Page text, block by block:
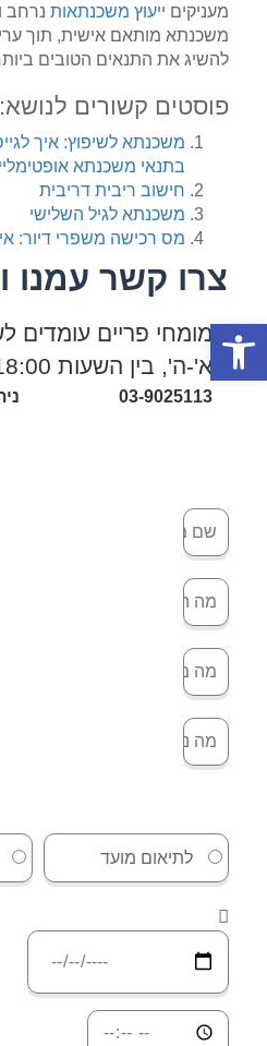
מעניקים ייעוץ משכנתאות נרחב
משכנתא מותאם אישית, תוך
להשיג את התנאים הטובים
פוסטים קשורים לנושא:
משכנתא לשיפוץ: איך
בתנאי משכנתא
חישוב ריבית דריבית
משכנתא לגיל השלישי
מס רכישה משפרי דיור:
צרו קשר עמנו
מומחי פריים עומדים
א'-ה', בין השעות 09:00-18:00.
03-9025113
לתיאום מועד
פתח סרגל נגישות